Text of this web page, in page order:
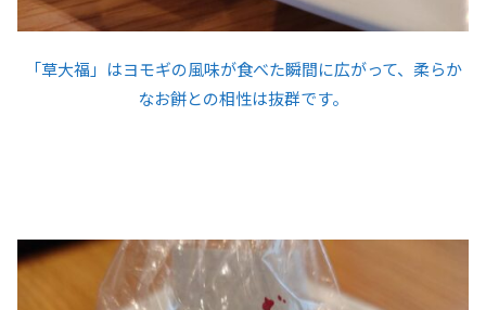
「草大福」はヨモギの風味が食べた瞬間に広がって、柔らか
なお餅との相性は抜群です。